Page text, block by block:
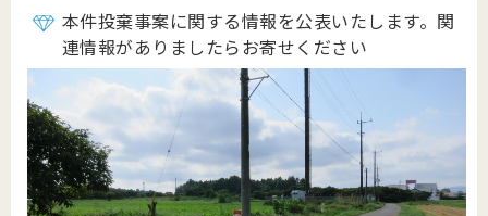
本件投棄事案に関する情報を公表いたします。関
連情報がありましたらお寄せください